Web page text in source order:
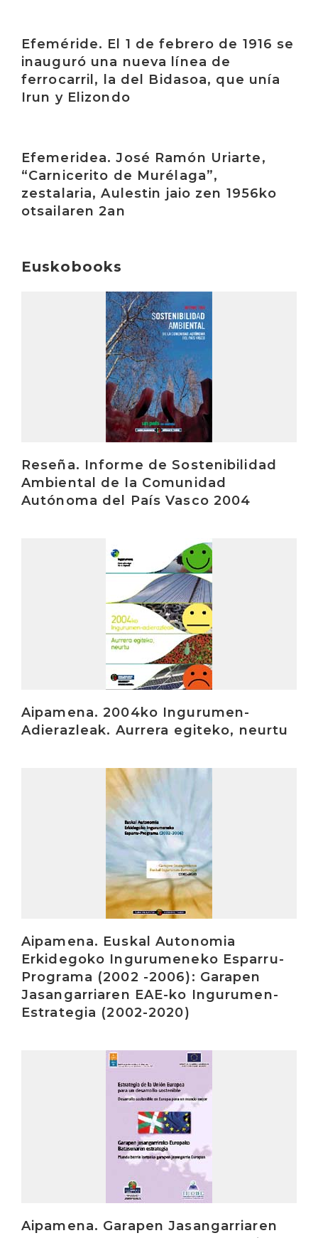
Efeméride. El 1 de febrero de 1916 se
inauguró una nueva línea de
ferrocarril, la del Bidasoa, que unía
Irun y Elizondo
Efemeridea. José Ramón Uriarte,
“Carnicerito de Murélaga”,
zestalaria, Aulestin jaio zen 1956ko
otsailaren 2an
Euskobooks
Reseña. Informe de Sostenibilidad
Ambiental de la Comunidad
Autónoma del País Vasco 2004
Aipamena. 2004ko Ingurumen-
Adierazleak. Aurrera egiteko, neurtu
Aipamena. Euskal Autonomia
Erkidegoko Ingurumeneko Esparru-
Programa (2002 -2006): Garapen
Jasangarriaren EAE-ko Ingurumen-
Estrategia (2002-2020)
Aipamena. Garapen Jasangarriaren